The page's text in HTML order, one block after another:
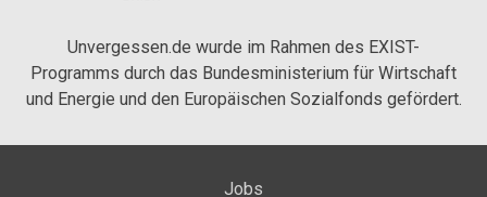
Unvergessen.de wurde im Rahmen des EXIST-
Programms durch das Bundesministerium für Wirtschaft
und Energie und den Europäischen Sozialfonds gefördert.
Jobs